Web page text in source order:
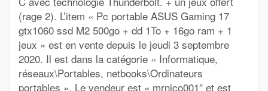
(rage 2). L’item « Pc portable ASUS Gaming 17
gtx1060 ssd M2 500go + dd 1To + 16go ram + 1
jeux » est en vente depuis le jeudi 3 septembre
2020. Il est dans la catégorie « Informatique,
réseaux\Portables, netbooks\Ordinateurs
portables ». Le vendeur est « mrnico001″ et est